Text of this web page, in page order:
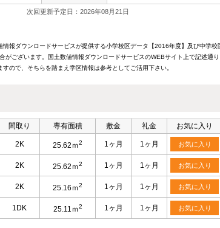
次回更新予定日：2026年08月21日
報ダウンロードサービスが提供する小学校区データ【2016年度】及び中学
ございます。国土数値情報ダウンロードサービスのWEBサイト上で記述通
ので、そちらを踏まえ学区情報は参考としてご活用下さい。
間取り 専有面積 敷金 礼金 お気に入り
2K 25.62ｍ2 1ヶ月 1ヶ月 お気に入り
2K 25.62ｍ2 1ヶ月 1ヶ月 お気に入り
2K 25.16ｍ2 1ヶ月 1ヶ月 お気に入り
1DK 25.11ｍ2 1ヶ月 1ヶ月 お気に入り